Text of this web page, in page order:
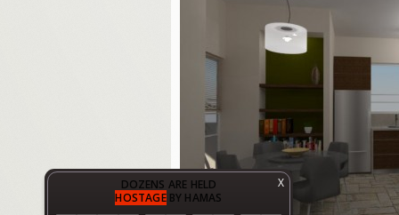
X
DOZENS ARE HELD
HOSTAGEBY HAMAS